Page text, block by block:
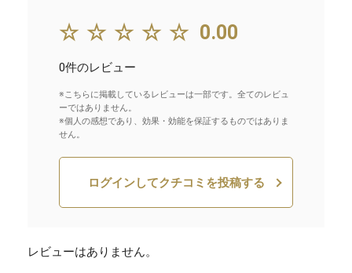
☆☆☆☆☆ 0.00
0件のレビュー
※こちらに掲載しているレビューは一部です。全てのレビュ
ーではありません。
※個人の感想であり、効果・効能を保証するものではありま
せん。
ログインしてクチコミを投稿する
レビューはありません。